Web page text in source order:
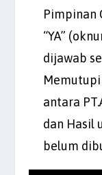
Pimpinan
“YA”
dijawab
antara
dan Hasil
belum